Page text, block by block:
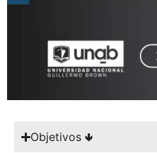
Objetivos 🢃